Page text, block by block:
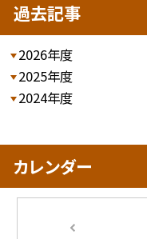
過去記事
2026年度
2025年度
2024年度
カレンダー